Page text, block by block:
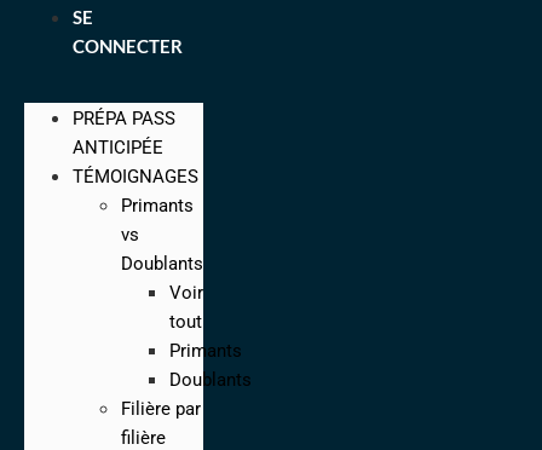
SE
CONNECTER
PRÉPA PASS
ANTICIPÉE
TÉMOIGNAGES
Primants
vs
Doublants
Voir
tout
Primants
Doublants
Filière par
filière